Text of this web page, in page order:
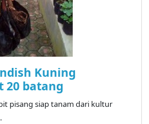
Kuning
20 batang
pisang siap tanam dari kultur